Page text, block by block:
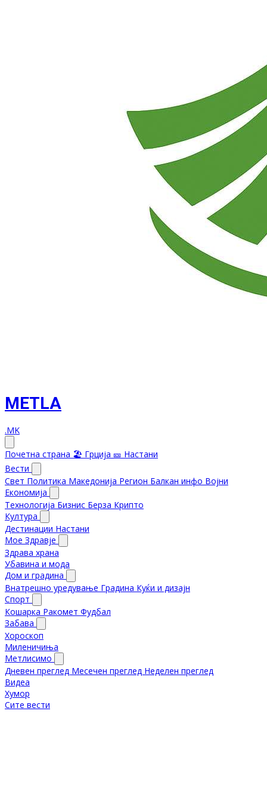
METLA
.MK
Почетна страна 🏖️ Грција 🎫 Настани
Вести
Свет Политика Македонија Регион Балкан инфо Војни
Економија
Технологија Бизнис Берза Крипто
Култура
Дестинации Настани
Мое Здравје
Здрава храна
Убавина и мода
Дом и градина
Внатрешно уредување Градина Куќи и дизајн
Спорт
Кошарка Ракомет Фудбал
Забава
Хороскоп
Миленичиња
Метлисимо
Дневен преглед Месечен преглед Неделен преглед
Видеа
Хумор
Сите вести